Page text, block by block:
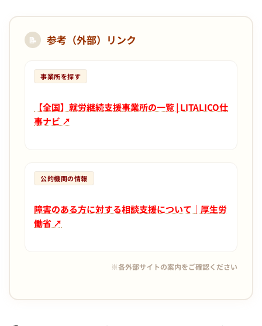
📝 参考（外部）リンク
事業所を探す
【全国】就労継続支援事業所の一覧 | LITALICO仕
事ナビ ↗
公的機関の情報
障害のある方に対する相談支援について｜厚生労
働省 ↗
※各外部サイトの案内をご確認ください